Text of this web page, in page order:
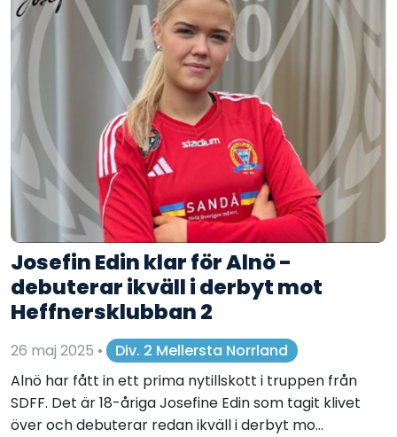
Josefin Edin klar för Alnö -
debuterar ikväll i derbyt mot
Heffnersklubban 2
26 maj 2025 •
Div. 2 Mellersta Norrland
Alnö har fått in ett prima nytillskott i truppen från
SDFF. Det är 18-åriga Josefine Edin som tagit klivet
över och debuterar redan ikväll i derbyt mo...